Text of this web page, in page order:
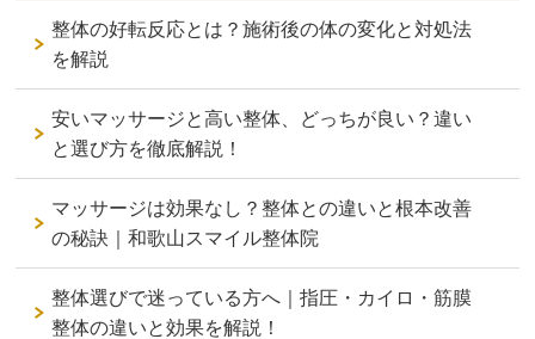
整体の好転反応とは？施術後の体の変化と対処法
を解説
安いマッサージと高い整体、どっちが良い？違い
と選び方を徹底解説！
マッサージは効果なし？整体との違いと根本改善
の秘訣｜和歌山スマイル整体院
整体選びで迷っている方へ｜指圧・カイロ・筋膜
整体の違いと効果を解説！